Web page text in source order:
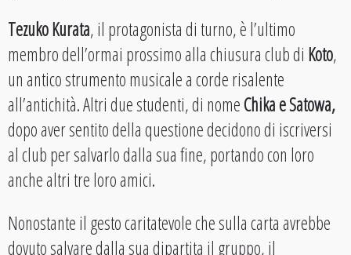
Tezuko Kurata, il protagonista di turno, è l’ultimo
membro dell’ormai prossimo alla chiusura club di Koto,
un antico strumento musicale a corde risalente
all’antichità. Altri due studenti, di nomeChika e Satowa,
dopo aver sentito della questione decidono di iscriversi
al club per salvarlo dalla sua fine, portando con loro
anche altri tre loro amici.
Nonostante il gesto caritatevole che sulla carta avrebbe
dovuto salvare dalla sua dipartita il gruppo, il